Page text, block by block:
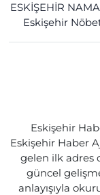
ESKİŞEHİR
Eskişehir
Eskişehir
Eskişehir Haber
gelen ilk adres
güncel
anlayışıyla